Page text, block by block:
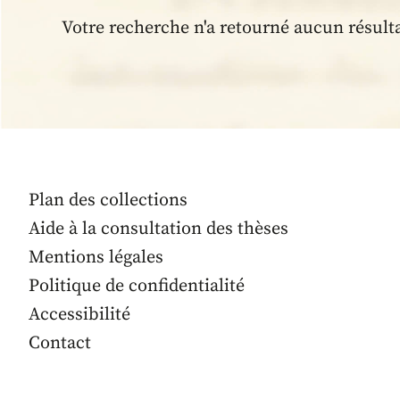
Votre recherche n'a retourné aucun
Plan des collections
Aide à la consultation des thèses
Mentions légales
Politique de confidentialité
Accessibilité
Contact